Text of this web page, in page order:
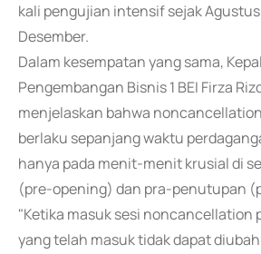
kali pengujian intensif sejak
Desember.
Dalam kesempatan yang sama,
Pengembangan Bisnis 1 BEI Firza
menjelaskan bahwa
berlaku sepanjang waktu
hanya pada menit-menit krusial di
(pre-opening) dan pra-penutupan
"Ketika masuk sesi noncancellation
yang telah masuk tidak dapat